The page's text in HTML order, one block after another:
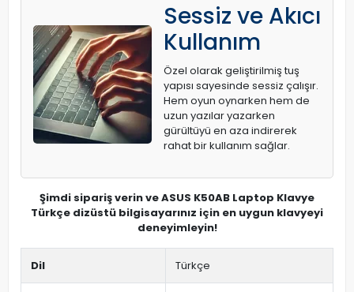
Sessiz ve Akıcı
Kullanım
Özel olarak geliştirilmiş tuş
yapısı sayesinde sessiz çalışır.
Hem oyun oynarken hem de
uzun yazılar yazarken
gürültüyü en aza indirerek
rahat bir kullanım sağlar.
Şimdi sipariş verin ve ASUS K50AB Laptop Klavye
Türkçe dizüstü bilgisayarınız için en uygun klavyeyi
deneyimleyin!
Dil Türkçe